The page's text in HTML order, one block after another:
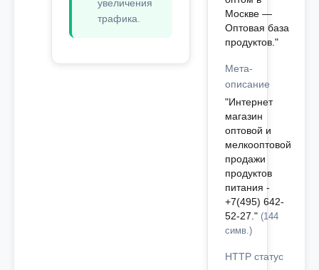
увеличения
трафика.
Москве —
Оптовая база
продуктов."
Мета-
описание
"Интернет
магазин
оптовой и
мелкооптовой
продажи
продуктов
питания -
+7(495) 642-
52-27." (144
симв.)
HTTP статус